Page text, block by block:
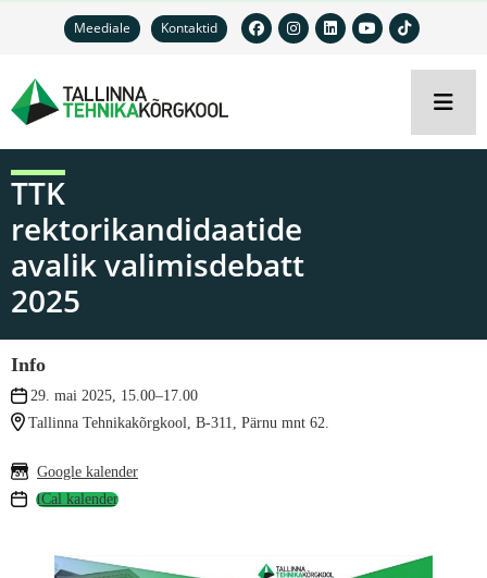
Meediale Kontaktid
TTK
rektorikandidaatide
avalik valimisdebatt
2025
Info
29. mai 2025, 15.00–17.00
Tallinna Tehnikakõrgkool, B-311, Pärnu mnt 62.
Google kalender